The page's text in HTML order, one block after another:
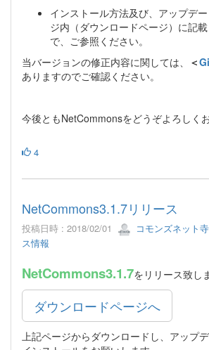
インストール方法及び、アップデ
ジ内（ダウンロードページ）に記
で、ご参照ください。
当バージョンの修正内容に関しては、
＜
ありますのでご確認ください。
今後ともNetCommonsをどうぞよろしく
4
NetCommons3.1.7リリース
投稿日時 : 2018/02/01 コモンズネット
ス情報
NetCommons3.1.7をリリース致し
ダウンロードページへ
上記ページからダウンロードし、アップ